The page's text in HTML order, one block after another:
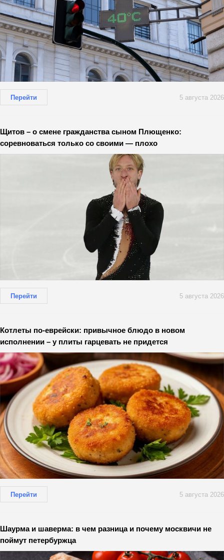
Перейти 5 августа 2026
Щитов – о смене гражданства сыном Плющенко:
соревноваться только со своими — плохо
Перейти 5 августа 2026
Котлеты по-еврейски: привычное блюдо в новом
исполнении – у плиты гарцевать не придется
Перейти 5 августа 2026
Шаурма и шаверма: в чем разница и почему москвичи не
поймут петербуржца